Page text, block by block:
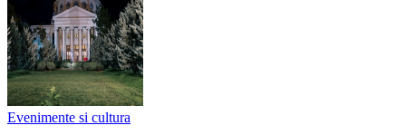
Evenimente si cultura